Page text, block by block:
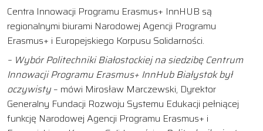
Centra Innowacji Programu Erasmus+ InnHUB są
regionalnymi biurami Narodowej Agencji Programu
Erasmus+ i Europejskiego Korpusu Solidarności.
– Wybór Politechniki Białostockiej na siedzibę Centrum
Innowacji Programu Erasmus+ InnHub Białystok był
oczywisty – mówi Mirosław Marczewski, Dyrektor
Generalny Fundacji Rozwoju Systemu Edukacji pełniącej
funkcję Narodowej Agencji Programu Erasmus+ i